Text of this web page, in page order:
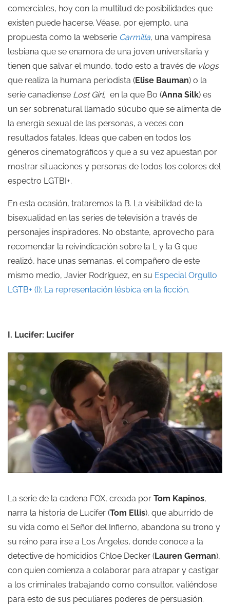
comerciales, hoy con la multitud de posibilidades que
existen puede hacerse. Véase, por ejemplo, una
propuesta como la webserie Carmilla, una vampiresa
lesbiana que se enamora de una joven universitaria y
tienen que salvar el mundo, todo esto a través de vlogs
que realiza la humana periodista (Elise Bauman) o la
serie canadiense Lost Girl, en la que Bo (Anna Silk) es
un ser sobrenatural llamado súcubo que se alimenta de
la energía sexual de las personas, a veces con
resultados fatales. Ideas que caben en todos los
géneros cinematográficos y que a su vez apuestan por
mostrar situaciones y personas de todos los colores del
espectro LGTBI+.
En esta ocasión, trataremos la B. La visibilidad de la
bisexualidad en las series de televisión a través de
personajes inspiradores. No obstante, aprovecho para
recomendar la reivindicación sobre la L y la G que
realizó, hace unas semanas, el compañero de este
mismo medio, Javier Rodríguez, en su Especial Orgullo
LGTB+ (I): La representación lésbica en la ficción.
I. Lucifer: Lucifer
La serie de la cadena FOX, creada por Tom Kapinos,
narra la historia de Lucifer (Tom Ellis), que aburrido de
su vida como el Señor del Infierno, abandona su trono y
su reino para irse a Los Ángeles, donde conoce a la
detective de homicidios Chloe Decker (Lauren German),
con quien comienza a colaborar para atrapar y castigar
a los criminales trabajando como consultor, valiéndose
para esto de sus peculiares poderes de persuasión.